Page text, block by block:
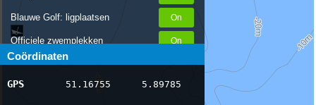
Blauwe Golf: ligplaatsen
Officiele zwemplekken
Stremmingen/hinder
AIS scheepsposities
Coördinaten
GPS 51.16755 5.89785